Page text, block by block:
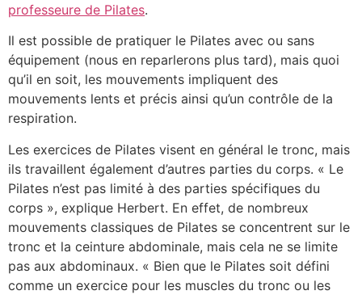
professeure de Pilates.
Il est possible de pratiquer le Pilates avec ou sans
équipement (nous en reparlerons plus tard), mais quoi
qu’il en soit, les mouvements impliquent des
mouvements lents et précis ainsi qu’un contrôle de la
respiration.
Les exercices de Pilates visent en général le tronc, mais
ils travaillent également d’autres parties du corps. « Le
Pilates n’est pas limité à des parties spécifiques du
corps », explique Herbert. En effet, de nombreux
mouvements classiques de Pilates se concentrent sur le
tronc et la ceinture abdominale, mais cela ne se limite
pas aux abdominaux. « Bien que le Pilates soit défini
comme un exercice pour les muscles du tronc ou les